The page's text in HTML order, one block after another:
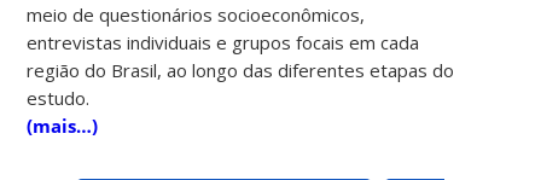
meio de questionários socioeconômicos,
entrevistas individuais e grupos focais em cada
região do Brasil, ao longo das diferentes etapas do
estudo.
(mais…)